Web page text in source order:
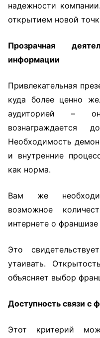
надежности
открытием новой
Прозрачная
информации
Привлекательная
куда более ценно
аудиторией –
вознаграждается
Необходимость
и внутренние
как норма.
Вам же
возможное
интернете о
Это
утаивать.
объясняет выбор
Доступность связи с
Этот критерий